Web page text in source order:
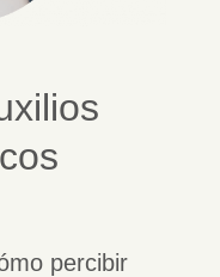
percibir